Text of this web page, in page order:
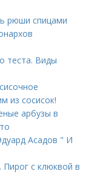
рюши спицами
теста. Виды
из сосисок!
арбузы в
Асадов " И
Пирог с клюквой в